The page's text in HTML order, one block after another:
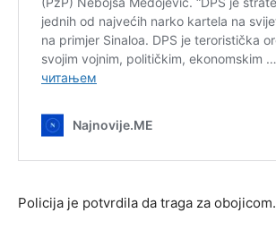
Policija je potvrdila da traga za obojicom.